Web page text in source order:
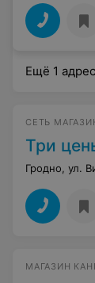
Ещё 1 адрес
СЕТЬ
Три
Гродно, ул.
МАГАЗИН